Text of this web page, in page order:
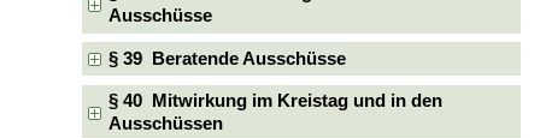
Ausschüsse
§ 39 Beratende Ausschüsse
§ 40 Mitwirkung im Kreistag und in den
Ausschüssen